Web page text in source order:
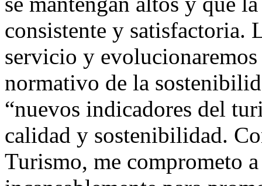
consistente y satisfactoria.
servicio y
normativo de la
“nuevos indicadores del
calidad y sostenibilidad.
Turismo, me comprometo